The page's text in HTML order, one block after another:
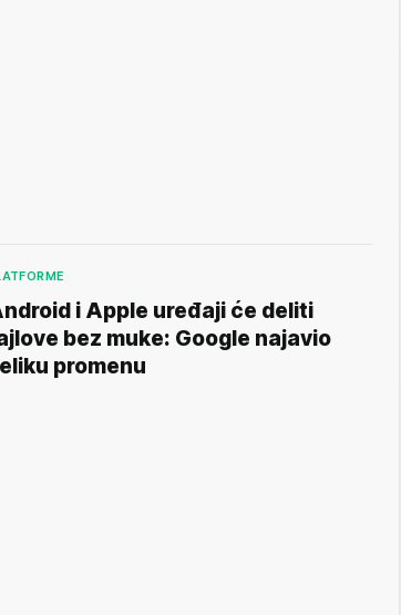
i Apple uređaji će deliti
bez muke: Google najavio
promenu